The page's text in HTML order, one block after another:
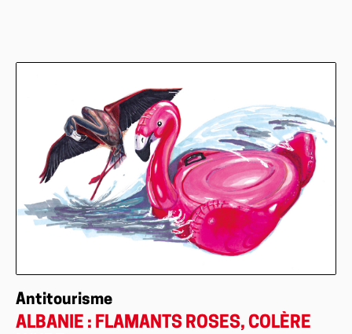
Antitourisme
ALBANIE : FLAMANTS ROSES, COLÈRE